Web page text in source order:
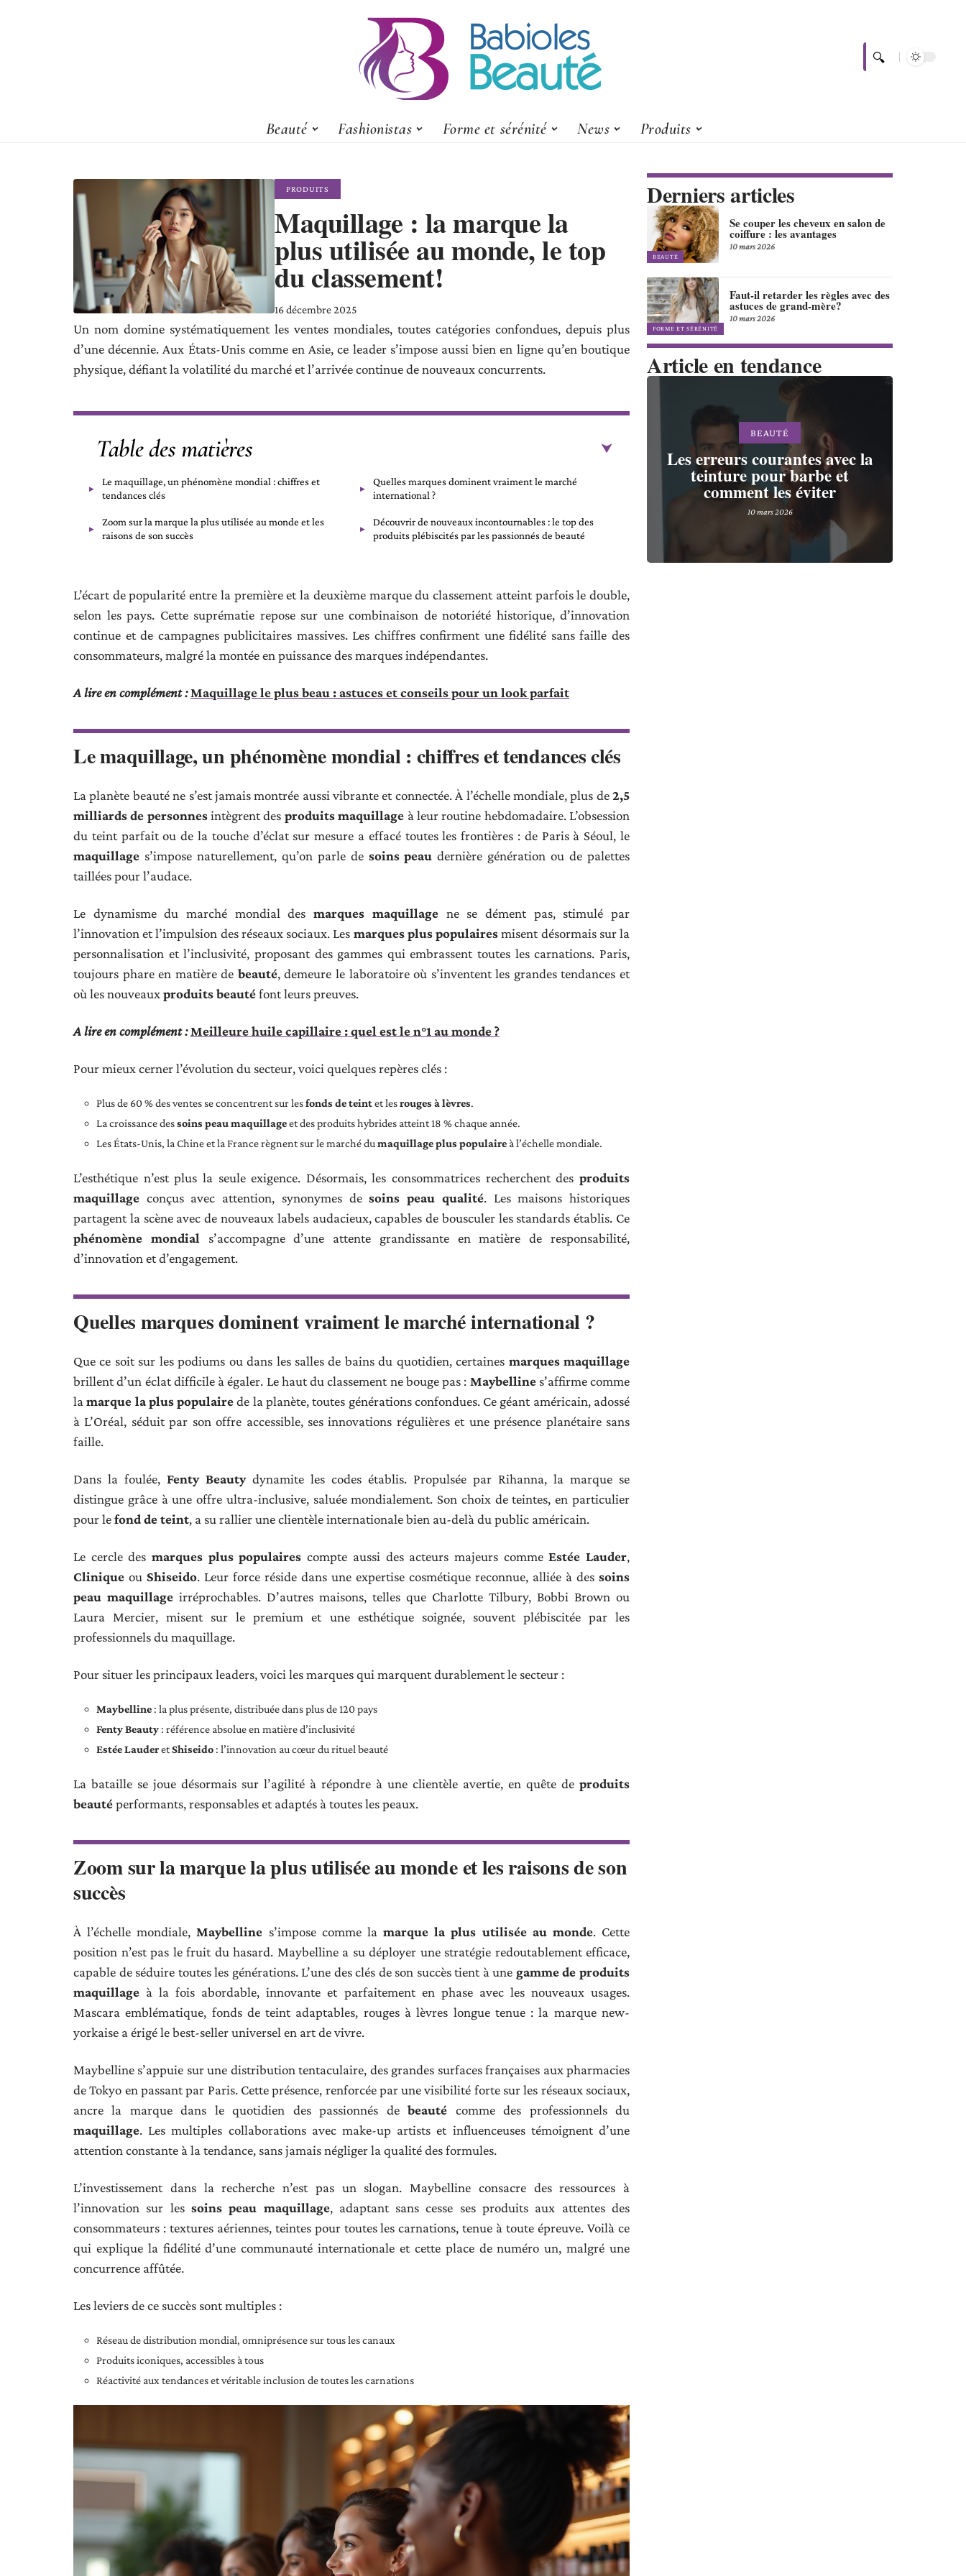
Beauté Fashionistas Forme et sérénité News Produits
PRODUITS
Maquillage : la marque la
plus utilisée au monde, le top
du classement!
16 décembre 2025
Un nom domine systématiquement les ventes mondiales, toutes catégories confondues, depuis plus
d’une décennie. Aux États-Unis comme en Asie, ce leader s’impose aussi bien en ligne qu’en boutique
physique, défiant la volatilité du marché et l’arrivée continue de nouveaux concurrents.
Table des matières
Le maquillage, un phénomène mondial : chiffres et
tendances clés
Quelles marques dominent vraiment le marché
international ?
Zoom sur la marque la plus utilisée au monde et les
raisons de son succès
Découvrir de nouveaux incontournables : le top des
produits plébiscités par les passionnés de beauté
L’écart de popularité entre la première et la deuxième marque du classement atteint parfois le double,
selon les pays. Cette suprématie repose sur une combinaison de notoriété historique, d’innovation
continue et de campagnes publicitaires massives. Les chiffres confirment une fidélité sans faille des
consommateurs, malgré la montée en puissance des marques indépendantes.
A lire en complément :Maquillage le plus beau : astuces et conseils pour un look parfait
Le maquillage, un phénomène mondial : chiffres et tendances clés
La planète beauté ne s’est jamais montrée aussi vibrante et connectée. À l’échelle mondiale, plus de2,5
milliards de personnesintègrent des produits maquillage à leur routine hebdomadaire. L’obsession
du teint parfait ou de la touche d’éclat sur mesure a effacé toutes les frontières : de Paris à Séoul, le
maquillage s’impose naturellement, qu’on parle de soins peau dernière génération ou de palettes
taillées pour l’audace.
Le dynamisme du marché mondial desmarques maquillagene se dément pas, stimulé par
l’innovation et l’impulsion des réseaux sociaux. Les marques plus populairesmisent désormais sur la
personnalisation et l’inclusivité, proposant des gammes qui embrassent toutes les carnations. Paris,
toujours phare en matière de beauté, demeure le laboratoire où s’inventent les grandes tendances et
où les nouveauxproduits beautéfont leurs preuves.
A lire en complément :Meilleure huile capillaire : quel est le n°1 au monde ?
Pour mieux cerner l’évolution du secteur, voici quelques repères clés :
Plus de 60 % des ventes se concentrent sur lesfonds de teintet lesrouges à lèvres.
La croissance dessoins peau maquillageet des produits hybrides atteint 18 % chaque année.
Les États-Unis, la Chine et la France règnent sur le marché du maquillage plus populaire à l’échelle mondiale.
L’esthétique n’est plus la seule exigence. Désormais, les consommatrices recherchent des produits
maquillage conçus avec attention, synonymes desoins peau qualité. Les maisons historiques
partagent la scène avec de nouveaux labels audacieux, capables de bousculer les standards établis. Ce
phénomène mondial s’accompagne d’une attente grandissante en matière de responsabilité,
d’innovation et d’engagement.
Quelles marques dominent vraiment le marché international ?
Que ce soit sur les podiums ou dans les salles de bains du quotidien, certaines marques maquillage
brillent d’un éclat difficile à égaler. Le haut du classement ne bouge pas : Maybellines’affirme comme
lamarque la plus populairede la planète, toutes générations confondues. Ce géant américain, adossé
à L’Oréal, séduit par son offre accessible, ses innovations régulières et une présence planétaire sans
faille.
Dans la foulée, Fenty Beautydynamite les codes établis. Propulsée par Rihanna, la marque se
distingue grâce à une offre ultra-inclusive, saluée mondialement. Son choix de teintes, en particulier
pour lefond de teint, a su rallier une clientèle internationale bien au-delà du public américain.
Le cercle desmarques plus populaires compte aussi des acteurs majeurs commeEstée Lauder,
Clinique ou Shiseido. Leur force réside dans une expertise cosmétique reconnue, alliée à des soins
peau maquillage irréprochables. D’autres maisons, telles que Charlotte Tilbury, Bobbi Brown ou
Laura Mercier, misent sur le premium et une esthétique soignée, souvent plébiscitée par les
professionnels du maquillage.
Pour situer les principaux leaders, voici les marques qui marquent durablement le secteur :
Maybelline : la plus présente, distribuée dans plus de 120 pays
Fenty Beauty : référence absolue en matière d’inclusivité
Estée LauderetShiseido : l’innovation au cœur du rituel beauté
La bataille se joue désormais sur l’agilité à répondre à une clientèle avertie, en quête de produits
beautéperformants, responsables et adaptés à toutes les peaux.
Zoom sur la marque la plus utilisée au monde et les raisons de son
succès
À l’échelle mondiale,Maybelline s’impose comme lamarque la plus utilisée au monde. Cette
position n’est pas le fruit du hasard. Maybelline a su déployer une stratégie redoutablement efficace,
capable de séduire toutes les générations. L’une des clés de son succès tient à une gamme de produits
maquillage à la fois abordable, innovante et parfaitement en phase avec les nouveaux usages.
Mascara emblématique, fonds de teint adaptables, rouges à lèvres longue tenue : la marque new-
yorkaise a érigé le best-seller universel en art de vivre.
Maybelline s’appuie sur une distribution tentaculaire, des grandes surfaces françaises aux pharmacies
de Tokyo en passant par Paris. Cette présence, renforcée par une visibilité forte sur les réseaux sociaux,
ancre la marque dans le quotidien des passionnés debeauté comme des professionnels du
maquillage. Les multiples collaborations avec make-up artists et influenceuses témoignent d’une
attention constante à la tendance, sans jamais négliger la qualité des formules.
L’investissement dans la recherche n’est pas un slogan. Maybelline consacre des ressources à
l’innovation sur les soins peau maquillage, adaptant sans cesse ses produits aux attentes des
consommateurs : textures aériennes, teintes pour toutes les carnations, tenue à toute épreuve. Voilà ce
qui explique la fidélité d’une communauté internationale et cette place de numéro un, malgré une
concurrence affûtée.
Les leviers de ce succès sont multiples :
Réseau de distribution mondial, omniprésence sur tous les canaux
Produits iconiques, accessibles à tous
Réactivité aux tendances et véritable inclusion de toutes les carnations
Derniers articles
BEAUTÉ
Se couper les cheveux en salon de
coiffure : les avantages
10 mars 2026
FORME ET SÉRÉNITÉ
Faut-il retarder les règles avec des
astuces de grand-mère?
10 mars 2026
Article en tendance
BEAUTÉ
Les erreurs courantes avec la
teinture pour barbe et
comment les éviter
10 mars 2026